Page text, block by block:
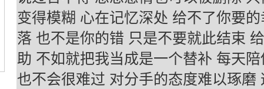
变得模糊 心在记忆深处 给不了你要
落 也不是你的错 只是不要就此结束
助 不如就把我当成是一个替补 每天
也不会很难过 对分手的态度难以琢磨